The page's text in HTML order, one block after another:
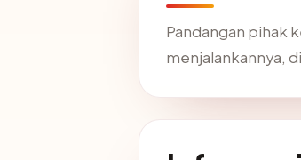
Pandangan pihak
menjalankannya,